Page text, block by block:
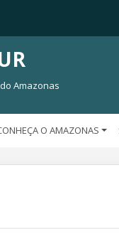
Amazonas
O AMAZONAS